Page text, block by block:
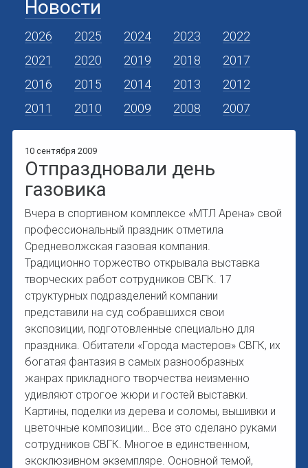
Новости
2026 2025 2024 2023
2022
2021
2020 2019 2018
2017
2016
2015 2014 2013
2012
2011
2010 2009 2008 2007
10 сентября 2009
Отпраздновали день
газовика
Вчера в спортивном комплексе «МТЛ Арена» свой
профессиональный праздник отметила
Средневолжская газовая компания.
Традиционно торжество открывала выставка
творческих работ сотрудников СВГК. 17
структурных подразделений компании
представили на суд собравшихся свои
экспозиции, подготовленные специально для
праздника. Обитатели «Города мастеров» СВГК, их
богатая фантазия в самых разнообразных
жанрах прикладного творчества неизменно
удивляют строгое жюри и гостей выставки.
Картины, поделки из дерева и соломы, вышивки и
цветочные композиции… Все это сделано руками
сотрудников СВГК. Многое в единственном,
эксклюзивном экземпляре. Основной темой,